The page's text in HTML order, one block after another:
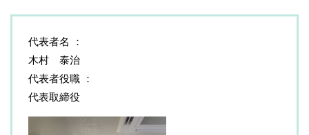
代表者名
木村 泰治
代表者役職
代表取締役